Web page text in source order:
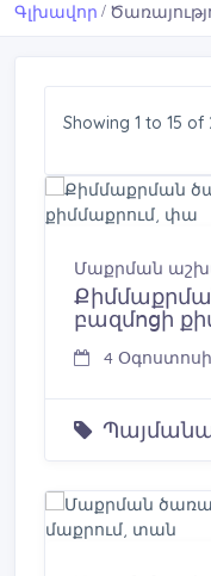
Գլխավոր
Showing 1 to 15 of
Մաքրման
բազմոցի
4 Օգոստոսի